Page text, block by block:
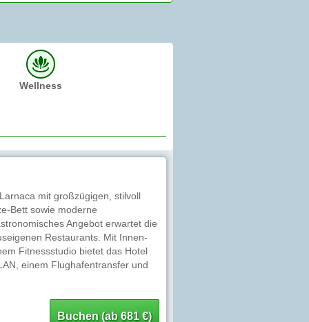
Wellness
mit großzügigen, stilvoll
Bett sowie moderne
Angebot erwartet die
Restaurants. Mit Innen-
Fitnessstudio bietet das Hotel
einem Flughafentransfer und
Buchen (ab 681 €)